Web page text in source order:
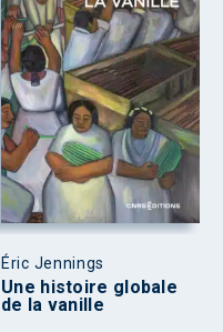
Éric Jennings
Une histoire globale
de la vanille